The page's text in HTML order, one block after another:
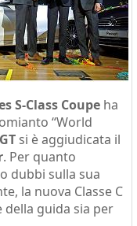
S-Class Coupe ha
“World
si è aggiudicata il
. Per quanto
dubbi sulla sua
la nuova Classe C
guida sia per